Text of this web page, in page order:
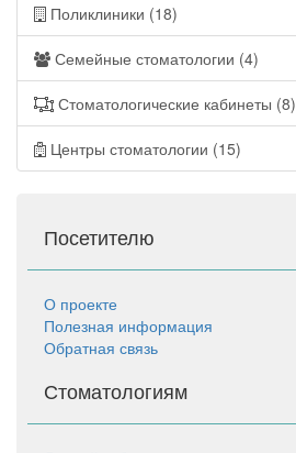
Поликлиники (18)
Семейные стоматологии (4)
Стоматологические кабинеты (8)
Центры стоматологии (15)
Посетителю
О проекте
Полезная информация
Обратная связь
Стоматологиям